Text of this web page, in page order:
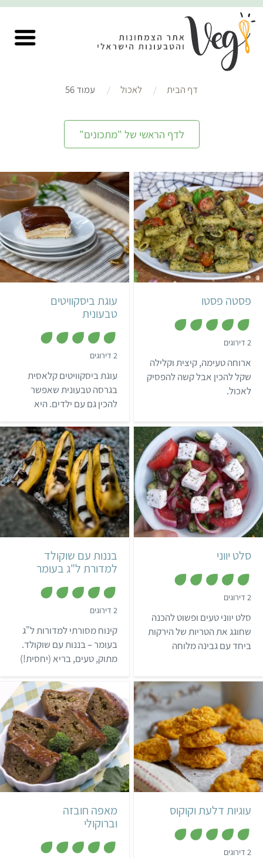
נ
י
ם
ט
ב
ו
צ
ח
ו
מ
ו
ד
5
6
דף הבית לאכול עמוד 56
לדף הראשי של "מתכונים"
קל 35 דקות
6 מנות איטלקי
פסטה פסטו
2 דירוגים
ת
ו
ך
ארוחה טעימה, קיצית וקלילה
שקל להכין אבל קשה להפסיק
לאכול.
בינוני
תבנית 30 על 40 ס"מ
עוגת ביסקוויטים
טבעונית
2 דירוגים
ת
ו
ך
5
עוגת ביסקוויטים קלאסית
בגרסה טבעונית שאפשר
להכין גם עם ילדים. היא
אנשים לא טבעונים.
קל 10 דקות
3 מנות יוון
סלט יווני
2 דירוגים
מ
ת
ו
ך
5
סלט יווני טעים ופשוט להכנה
שחוגג את הטריות של הירקות
ביחד עם גבינה מלוחה
קל 20 דקות
בננות עם שוקולד
למדורת ל"ג בעומר
2 דירוגים
מ
ת
ו
5
קינוח מסורתי למדורות ל"ג
בעומר – בננות עם שוקולד.
מתוק, טעים, בריא (יחסית!)
לקינוח מושלם?
קל
עוגיות דלעת וקוקוס
2 דירוגים
קל 50 דקות
תבנית בינונית
מאפה חובזה
וברוקולי